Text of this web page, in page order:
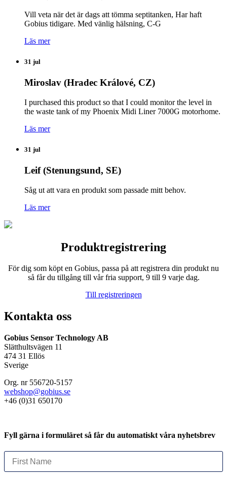
Vill veta när det är dags att tömma septitanken, Har haft
Gobius tidigare. Med vänlig hälsning, C-G
Läs mer
31 jul
Miroslav (Hradec Králové, CZ)
I purchased this product so that I could monitor the level in
the waste tank of my Phoenix Midi Liner 7000G motorhome.
Läs mer
31 jul
Leif (Stenungsund, SE)
Såg ut att vara en produkt som passade mitt behov.
Läs mer
Produktregistrering
För dig som köpt en Gobius, passa på att registrera din produkt nu
så får du tillgång till vår fria support, 9 till 9 varje dag.
Till registreringen
Kontakta oss
Gobius Sensor Technology AB
Slätthultsvägen 11
474 31 Ellös
Sverige
Org. nr 556720-5157
webshop@gobius.se
+46 (0)31 650170
Fyll gärna i formuläret så får du automatiskt våra nyhetsbrev